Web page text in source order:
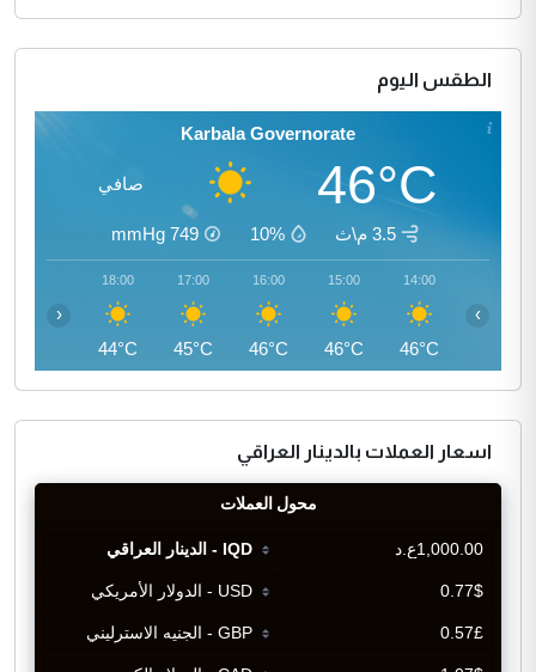
الطقس اليوم
Karbala Governorate
46°C صافي
3.5 م\ث 10%
749
mmHg
14:00
46°C
15:00
46°C
16:00
46°C
17:00
45°C
18:00
44°C
‹ ›
اسعار العملات بالدينار العراقي